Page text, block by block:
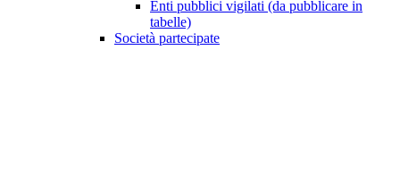
Enti pubblici vigilati (da pubblicare in
tabelle)
Società partecipate